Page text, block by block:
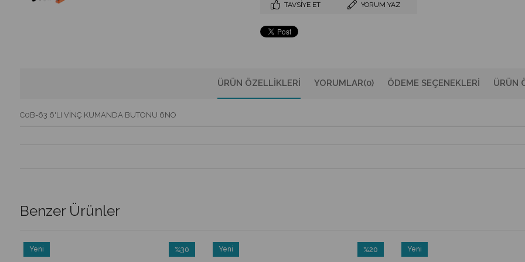
TAVSIYE ET YORUM YAZ
ÜRÜN ÖZELLIKLERI YORUMLAR(0) ÖDEME SEÇENEKLERI ÜRÜN
C0B-63 6'LI VİNÇ KUMANDA BUTONU 6NO
Benzer Ürünler
%30
Yeni
%20
Yeni
Yeni